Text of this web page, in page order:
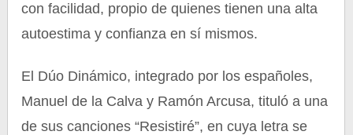
con facilidad, propio de quienes tienen una alta
autoestima y confianza en sí mismos.
El Dúo Dinámico, integrado por los españoles,
Manuel de la Calva y Ramón Arcusa, tituló a una
de sus canciones “Resistiré”, en cuya letra se